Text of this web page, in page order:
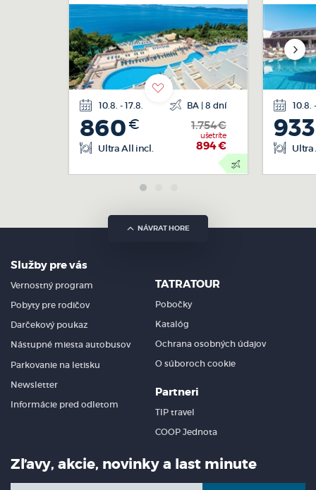
10.8. - 17.8.
860€ 1.754€
ušetríte
894€
Ultra All incl.
letecká
doprava
BA | 8 dní 10.8.
933
Ultra
NÁVRAT HORE
Služby pre vás
Vernostný program
Pobyty pre rodičov
Darčekový poukaz
Nástupné miesta autobusov
Parkovanie na letisku
Newsletter
Informácie pred odletom
TATRATOUR
Pobočky
Katalóg
Ochrana osobných údajov
O súboroch cookie
Partneri
TIP travel
COOP Jednota
Zľavy, akcie, novinky a last minute